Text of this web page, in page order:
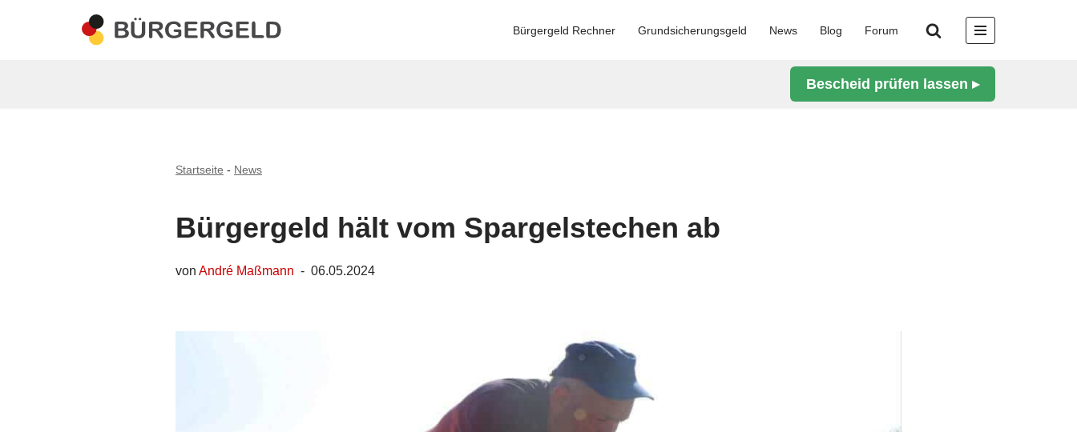
Bürgergeld Rechner Grundsicherungsgeld News Blog Forum
Bescheid prüfen lassen ▸
Startseite - News
Bürgergeld hält vom Spargelstechen ab
von André Maßmann 06.05.2024